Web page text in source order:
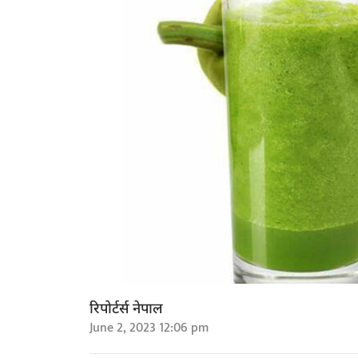
रिपोर्टर्स नेपाल
June 2, 2023 12:06 pm